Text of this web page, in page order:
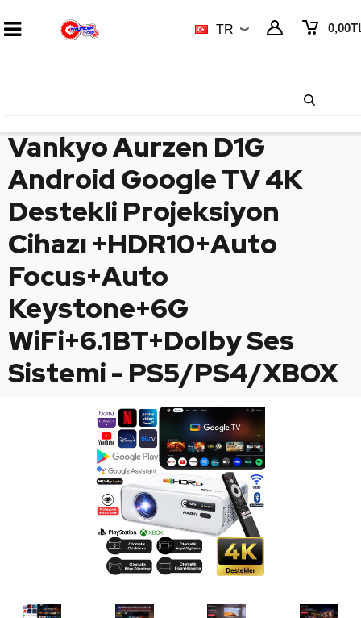
0,00
TR
Vankyo Aurzen D1G
Android Google TV 4K
Destekli Projeksiyon
Cihazı +HDR10+Auto
Focus+Auto
Keystone+6G
WiFi+6.1BT+Dolby Ses
Sistemi - PS5/PS4/XBOX